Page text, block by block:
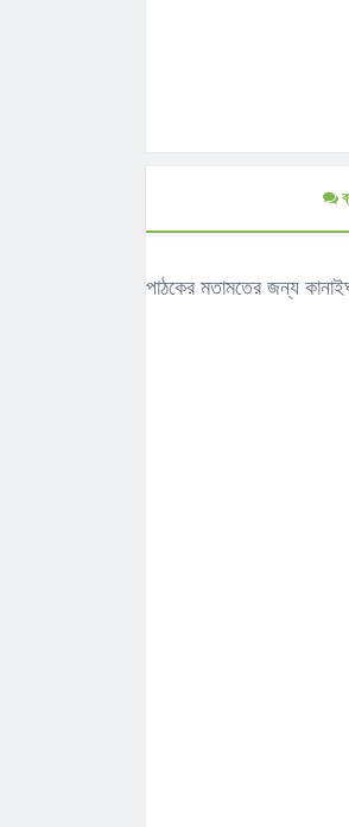
পাঠকের মতামতের জন্য